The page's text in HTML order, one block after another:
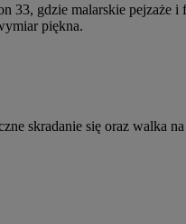
gdzie malarskie
piękna.
skradanie się oraz walka